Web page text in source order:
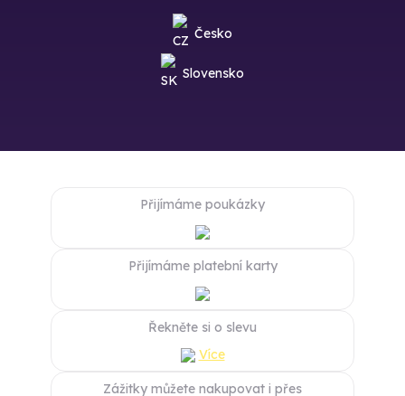
Česko
Slovensko
Přijímáme poukázky
Přijímáme platební karty
Řekněte si o slevu
Více
Zážitky můžete nakupovat i přes